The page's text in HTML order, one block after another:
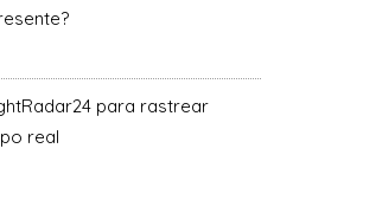
para rastrear
real